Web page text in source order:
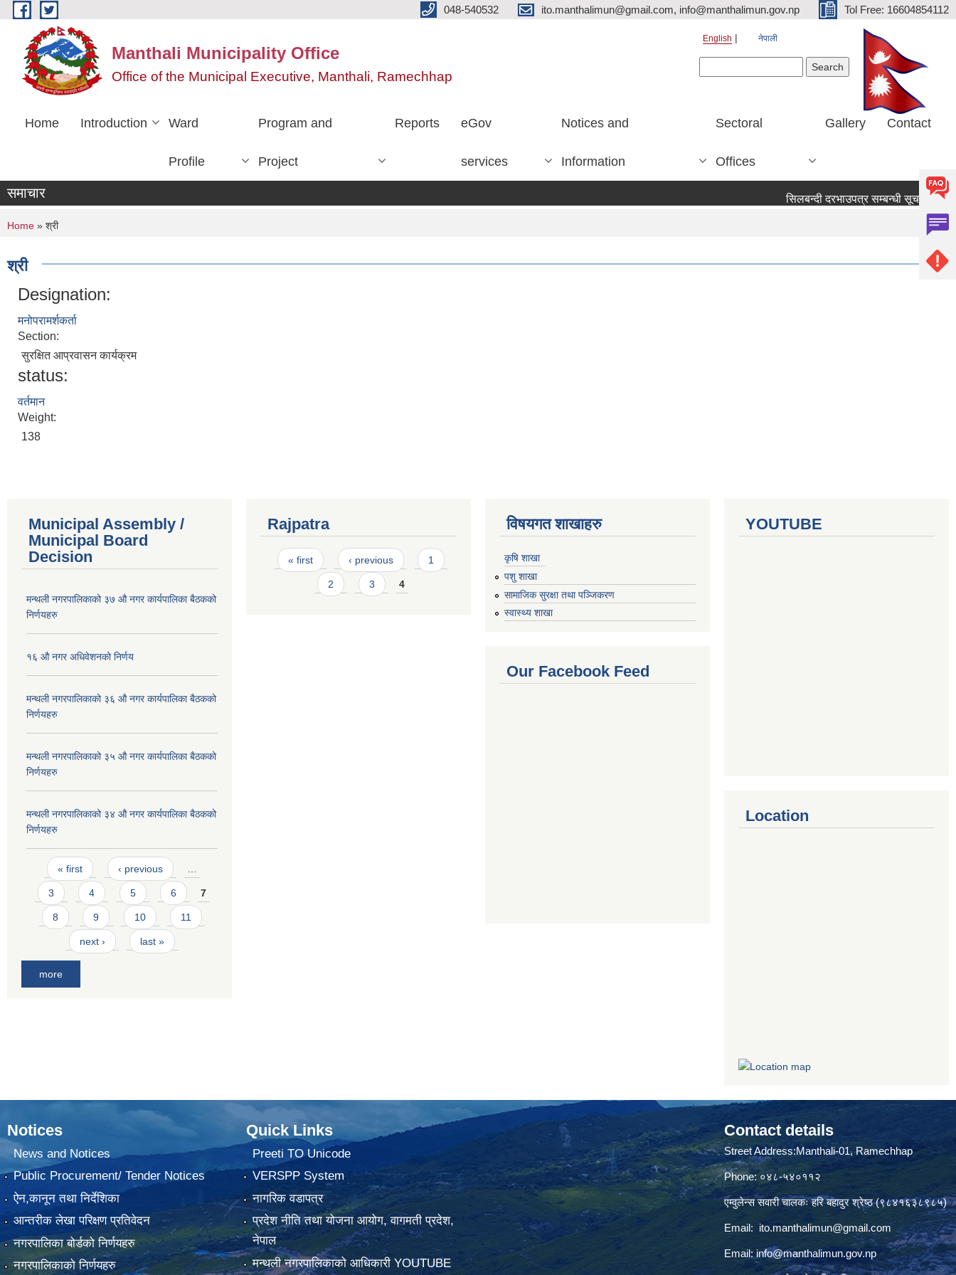
Skip to main content 048-540532 ito.manthalimun@gmail.com, info@manthalimun.gov.np Tol Free: 16604854112
Manthali Municipality Office
Office of the Municipal Executive, Manthali, Ramechhap
English नेपाली
Home Introduction Ward
Profile
Program and
Project
Reports eGov
services
Notices and
Information
Sectoral
Offices
Gallery Contact
समाचार सिलबन्दी दरभाउपत्र सम्बन्धी सूचना ।
You are here
Home » श्री
श्री
Designation:
मनोपरामर्शकर्ता
Section:
सुरक्षित आप्रवासन कार्यक्रम
status:
वर्तमान
Weight:
138
Municipal Assembly /
Municipal Board
Decision
मन्थली नगरपालिकाको ३७ औ नगर कार्यपालिका बैठकको
निर्णयहरु
१६ औ नगर अधिवेशनको निर्णय
मन्थली नगरपालिकाको ३६ औ नगर कार्यपालिका बैठकको
निर्णयहरु
मन्थली नगरपालिकाको ३५ औ नगर कार्यपालिका बैठकको
निर्णयहरु
मन्थली नगरपालिकाको ३४ औ नगर कार्यपालिका बैठकको
निर्णयहरु
Pages
« first ‹ previous
3 4 5 6 7
8 9 10 11
next › last »
more
Rajpatra
Pages
« first ‹ previous 1
2 3 4
विषयगत शाखाहरु
कृषि शाखा
पशु शाखा
सामाजिक सुरक्षा तथा पञ्जिकरण
स्वास्थ्य शाखा
Our Facebook Feed
YOUTUBE
Location
Notices
News and Notices
Public Procurement/ Tender Notices
ऐन,कानून तथा निर्देशिका
आन्तरीक लेखा परिक्षण प्रतिवेदन
नगरपालिका बोर्डको निर्णयहरु
नगरपालिकाको निर्णयहरु
Quick Links
Preeti TO Unicode
VERSPP System
नागरिक वडापत्र
प्रदेश नीति तथा योजना आयोग, वागमती प्रदेश,
नेपाल
मन्थली नगरपालिकाको आधिकारी YOUTUBE
Contact details
Street Address:Manthali-01, Ramechhap
Phone: ०४८-५४०११२
एम्वुलेन्स सवारी चालकः हरि बहादुर श्रेष्ठ (९८४१६३८९८५)
Email: ito.manthalimun@gmail.com
Email:info@manthalimun.gov.np